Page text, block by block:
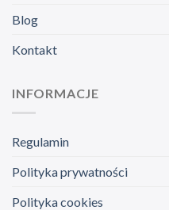
Blog
Kontakt
INFORMACJE
Regulamin
Polityka prywatności
Polityka cookies